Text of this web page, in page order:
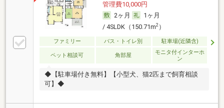
管理費10,000円
2ヶ月
1ヶ月
/ 4SLDK（150.71m2）
ファミリー バス・トイレ別 駐車場(近隣含)
ペット相談可 角部屋
モニタ付インターホ
ン
◆【駐車場付き無料】【小型犬、猫2匹まで飼育相談
可】◆